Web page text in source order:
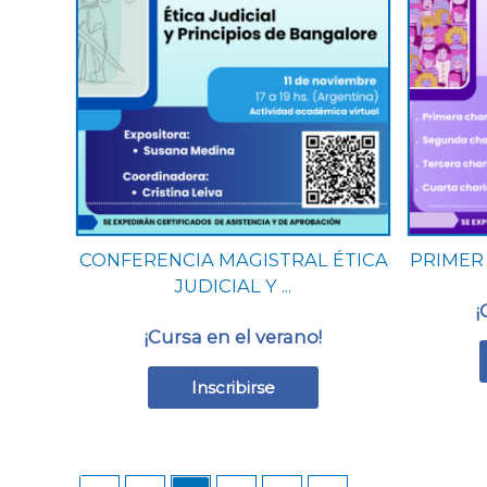
CONFERENCIA MAGISTRAL ÉTICA
JUDICIAL Y ...
¡Cursa en el verano!
Inscribirse
múltiples
variantes.
Las
opciones
se
pueden
la
página
de